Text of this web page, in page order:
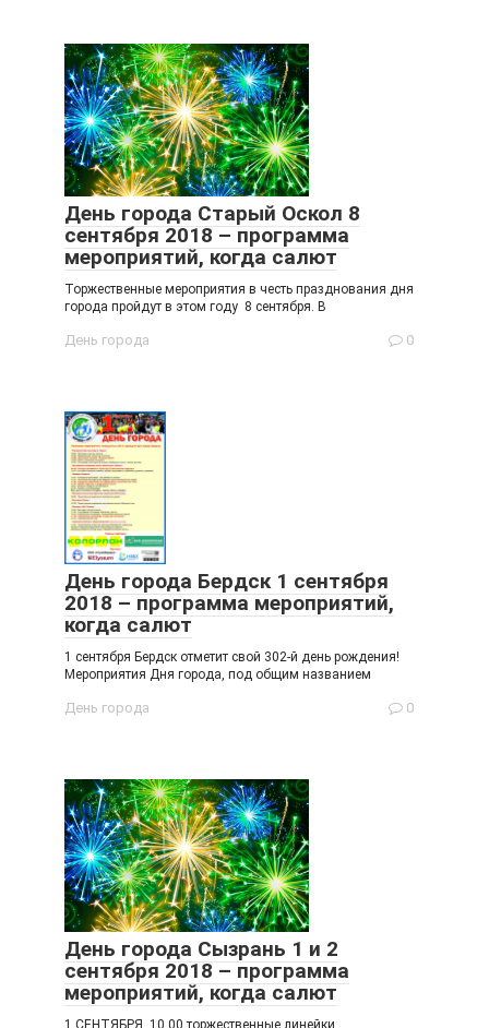
День города Старый Оскол 8
сентября 2018 – программа
мероприятий, когда салют
Торжественные мероприятия в честь празднования дня
города пройдут в этом году 8 сентября. В
День города 0
День города Бердск 1 сентября
2018 – программа мероприятий,
когда салют
1 сентября Бердск отметит свой 302-й день рождения!
Мероприятия Дня города, под общим названием
День города 0
День города Сызрань 1 и 2
сентября 2018 – программа
мероприятий, когда салют